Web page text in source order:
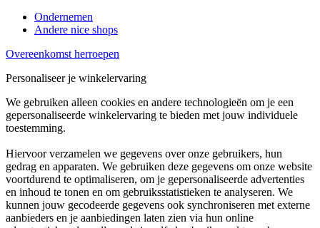
Ondernemen
Andere nice shops
Overeenkomst herroepen
Personaliseer je winkelervaring
We gebruiken alleen cookies en andere technologieën om je een
gepersonaliseerde winkelervaring te bieden met jouw individuele
toestemming.
Hiervoor verzamelen we gegevens over onze gebruikers, hun
gedrag en apparaten. We gebruiken deze gegevens om onze website
voortdurend te optimaliseren, om je gepersonaliseerde advertenties
en inhoud te tonen en om gebruiksstatistieken te analyseren. We
kunnen jouw gecodeerde gegevens ook synchroniseren met externe
aanbieders en je aanbiedingen laten zien via hun online